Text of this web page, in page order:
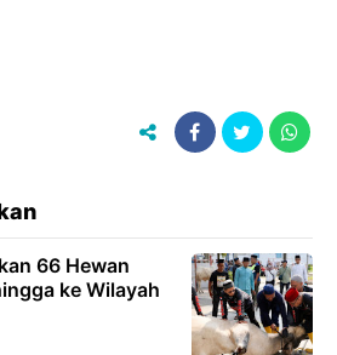
66 Hewan
ke Wilayah